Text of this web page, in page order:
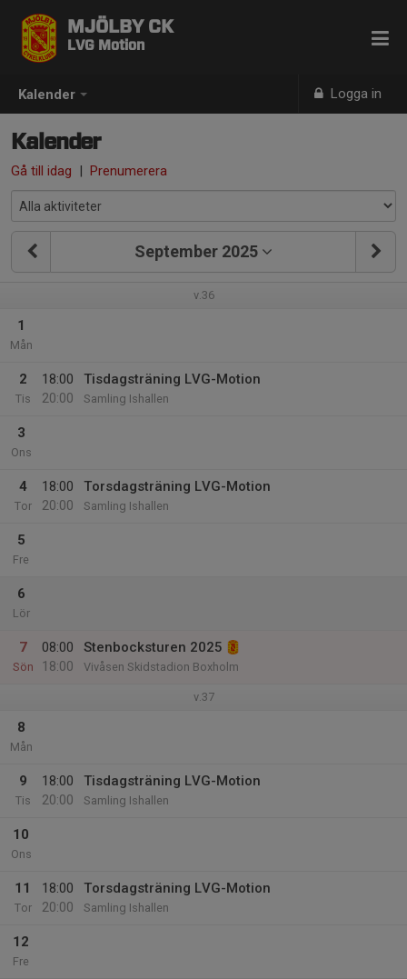
Kalender Logga in
MJÖLBY CK
LVG Motion
Kalender
Gå till idag | Prenumerera
September 2025
v.36
1
Mån
2
Tis
18:00
20:00
Tisdagsträning LVG-Motion
Samling Ishallen
3
Ons
4
Tor
18:00
20:00
Torsdagsträning LVG-Motion
Samling Ishallen
5
Fre
6
Lör
7
Sön
08:00
18:00
Stenbocksturen 2025
Vivåsen Skidstadion Boxholm
v.37
8
Mån
9
Tis
18:00
20:00
Tisdagsträning LVG-Motion
Samling Ishallen
10
Ons
11
Tor
18:00
20:00
Torsdagsträning LVG-Motion
Samling Ishallen
12
Fre